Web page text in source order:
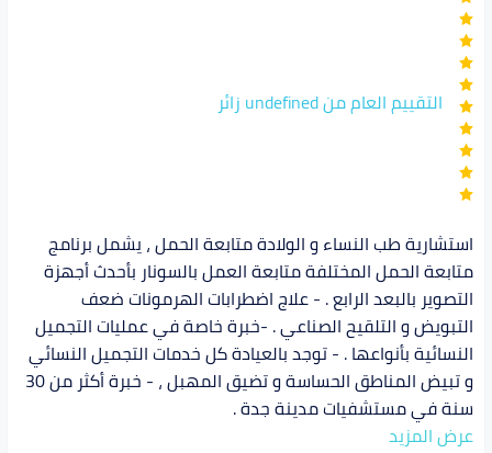
التقييم العام من undefined زائر
استشارية طب النساء و الولادة متابعة الحمل ، يشمل برنامج
متابعة الحمل المختلفة متابعة العمل بالسونار بأحدث أجهزة
التصوير بالبعد الرابع . - علاج اضطرابات الهرمونات ضعف
التبويض و التلقيح الصناعي . -خبرة خاصة في عمليات التجميل
النسائية بأنواعها . - توجد بالعيادة كل خدمات التجميل النسائي
و تبيض المناطق الحساسة و تضيق المهبل ، - خبرة أكثر من 30
سنة في مستشفيات مدينة جدة .
عرض المزيد